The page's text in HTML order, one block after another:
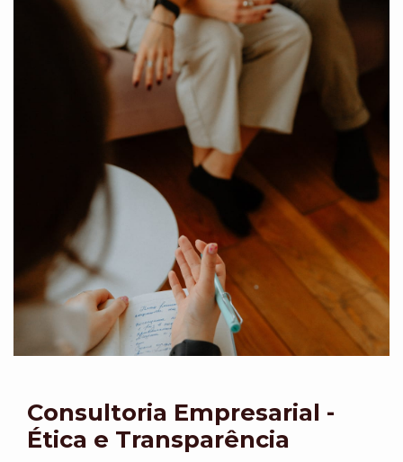
Consultoria Empresarial -
Ética e Transparência